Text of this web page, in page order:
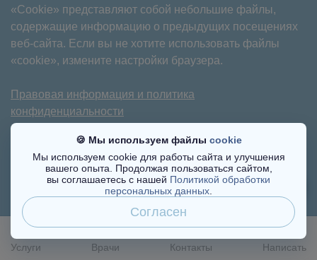
«Cookie» представляют собой небольшие файлы,
содержащие информацию о предыдущих посещениях
веб-сайта. Если вы не хотите использовать файлы
«cookie», измените настройки браузера.
Правовая информация и политика
конфиденциальности
Имеются противопоказания. Требуется
консультация специалиста.
©2017-2025
🍪 Мы используем файлы cookie
Мы используем cookie для работы сайта и улучшения
вашего опыта. Продолжая пользоваться сайтом,
вы соглашаетесь с нашей Политикой обработки
персональных данных
Согласен
Услуги Врачи Контакты Написать